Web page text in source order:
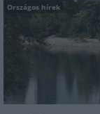
Országos hírek